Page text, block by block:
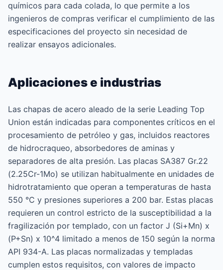
químicos para cada colada, lo que permite a los
ingenieros de compras verificar el cumplimiento de las
especificaciones del proyecto sin necesidad de
realizar ensayos adicionales.
Aplicaciones e industrias
Las chapas de acero aleado de la serie Leading Top
Union están indicadas para componentes críticos en el
procesamiento de petróleo y gas, incluidos reactores
de hidrocraqueo, absorbedores de aminas y
separadores de alta presión. Las placas SA387 Gr.22
(2.25Cr-1Mo) se utilizan habitualmente en unidades de
hidrotratamiento que operan a temperaturas de hasta
550 °C y presiones superiores a 200 bar. Estas placas
requieren un control estricto de la susceptibilidad a la
fragilización por templado, con un factor J (Si+Mn) x
(P+Sn) x 10^4 limitado a menos de 150 según la norma
API 934-A. Las placas normalizadas y templadas
cumplen estos requisitos, con valores de impacto